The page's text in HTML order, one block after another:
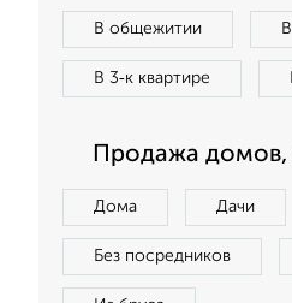
В общежитии
В 3‑к квартире
Продажа домов,
Дома Дачи
Без посредников